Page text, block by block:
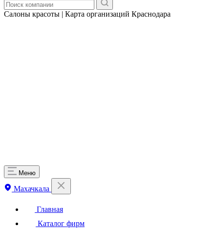
Салоны красоты | Карта организаций Краснодара
Меню
Махачкала
Главная
Каталог фирм